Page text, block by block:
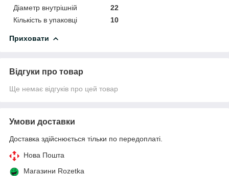
Діаметр внутрішній
22
Кількість в упаковці
10
Приховати
Відгуки про товар
Ще немає відгуків про цей товар
Умови доставки
Доставка здійснюється тільки по передоплаті.
Нова Пошта
Магазини Rozetka